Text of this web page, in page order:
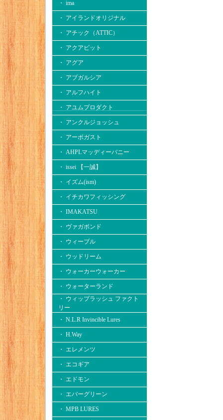
・ ima
・ アイランドオリジナル
・ アチック（ATTIC）
・ アクアビット
・ アグア
・ アブガルシア
・ アルフハイト
・ アユムプロダクト
・ アンクルジョッシュ
・ アーボガスト
・ AHPLマッディーバニー
・ issei 【一誠】
・ イズム(ism)
・ イチカワフィッシング
・ IMAKATSU
・ ヴァガボンド
・ ウィーブル
・ ウッドリーム
・ ウォーカーウォーカー
・ ウォーターランド
・ ウィップラッシュ ファクト
リー
・ N.L.R Invincible Lures
・ H.Way
・ エレメンツ
・ エコギア
・ エドモン
・ エバーグリーン
・ MPB LURES